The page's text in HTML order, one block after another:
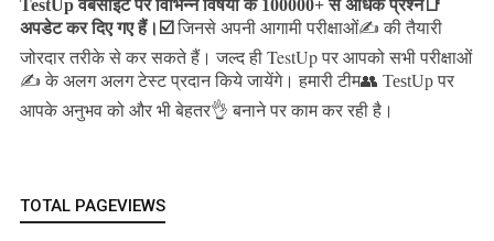
TestUp वेबसाइट पर विभिन्न विषयों के 100000+ से अधिक प्रश्न📑
अपडेट कर दिए गए हैं। ☑️ जिनसे अपनी आगामी परीक्षाओं✍️ की तैयारी
जोरदार तरीके से कर सकते हैं।जल्द ही TestUp पर आपको सभी परीक्षाओं
✍️ के अलग अलग टेस्ट प्रदान किये जायेंगे। हमारी टीम👥 TestUp पर
आपके अनुभव को और भी बेहतर👌 बनाने पर काम कर रही है।
TOTAL PAGEVIEWS